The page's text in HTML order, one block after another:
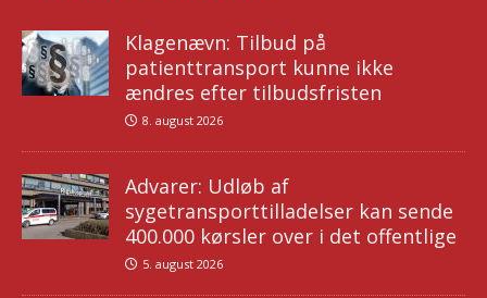
Klagenævn: Tilbud på
patienttransport kunne ikke
ændres efter tilbudsfristen
8. august 2026
Advarer: Udløb af
sygetransporttilladelser kan sende
400.000 kørsler over i det offentlige
5. august 2026